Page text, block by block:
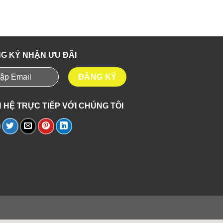
KÝ NHẬN ƯU ĐÃI
HỆ TRỰC TIẾP VỚI CHÚNG TÔI